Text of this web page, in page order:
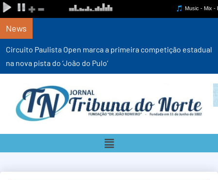
News
Circuito Paulista Open marca a primeira competição estadual
na nova pista do ‘João do Pulo’